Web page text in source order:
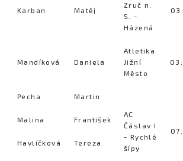
Karban Matěj
Zruč n.
S. -
Házená
Mandíková Daniela
Atletika
Jižní
Město
Pecha Martin
AC
Čáslav I
- Rychlé
šípy
Malina František
Havlíčková Tereza